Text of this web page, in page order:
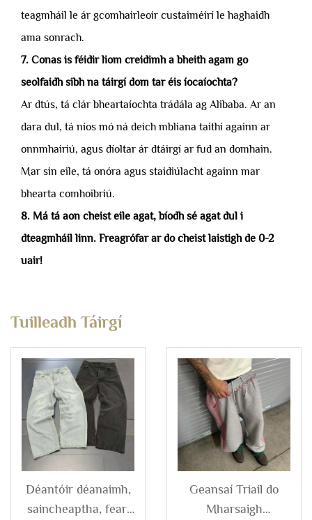
teagmháil le ár gcomhairleoir custaiméirí le haghaidh
ama sonrach.
7. Conas is féidir liom creidimh a bheith agam go
seolfaidh sibh na táirgí dom tar éis íocaíochta?
Ar dtús, tá clár bheartaíochta trádála ag Alibaba. Ar an
dara dul, tá níos mó ná deich mbliana taithí againn ar
onnmhairiú, agus díoltar ár dtáirgí ar fud an domhain.
Mar sin eile, tá onóra agus staidiúlacht againn mar
bhearta comhoibriú.
8. Má tá aon cheist eile agat, bíodh sé agat dul i
dteagmháil linn. Freagrófar ar do cheist laistigh de 0-2
uair!
Tuilleadh Táirgí
Déantóir déanaimh,
saincheaptha, fear,
Geansaí Triail do
Mharsaigh